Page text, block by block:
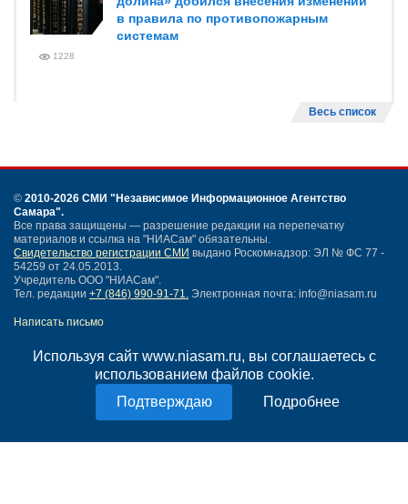
Используя сайт www.niasam.ru, вы соглашаетесь с
использованием файлов cookie.
Подробнее
в правила по противопожарным
системам
1228
Весь список
© 2010-2026 СМИ "Независимое Информационное Агентство
Самара".
Все права защищены — разрешение редакции на перепечатку
материалов и ссылка на "НИАСам" обязательны.
Свидетельство регистрации СМИ выдано Роскомнадзор: ЭЛ № ФС 77 -
54259 от 24.05.2013.
Учредитель ООО "НИАСам".
Тел. редакции +7 (846) 990-91-71. Электронная почта: info@niasam.ru
Написать письмо
Нашли ошибку?
Политика конфиденциальности
Согласие на обработку персональных данных